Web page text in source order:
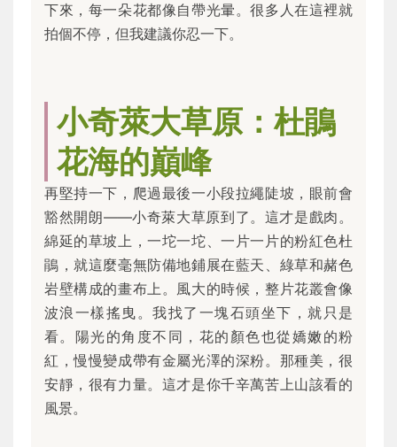
下來，每一朵花都像自帶光暈。很多人在這裡就
拍個不停，但我建議你忍一下。
小奇萊大草原：杜鵑
花海的巔峰
再堅持一下，爬過最後一小段拉繩陡坡，眼前會
豁然開朗——小奇萊大草原到了。這才是戲肉。
綿延的草坡上，一坨一坨、一片一片的粉紅色杜
鵑，就這麼毫無防備地鋪展在藍天、綠草和赭色
岩壁構成的畫布上。風大的時候，整片花叢會像
波浪一樣搖曳。我找了一塊石頭坐下，就只是
看。陽光的角度不同，花的顏色也從嬌嫩的粉
紅，慢慢變成帶有金屬光澤的深粉。那種美，很
安靜，很有力量。這才是你千辛萬苦上山該看的
風景。